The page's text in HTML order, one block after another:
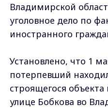
Владимирской
уголовное дело по
иностранного
Установлено, что 1
потерпевший
строящегося
улице Бобкова во